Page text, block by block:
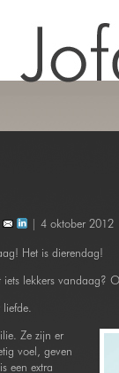
| 4 oktober 2012
Het is dierendag!
lekkers vandaag?
Ze zijn er
voel, geven
een extra